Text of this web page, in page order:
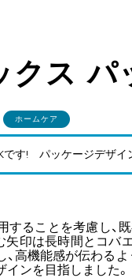
クス パ
ホームケア
です! パッケージデザイ
することを考慮し、
矢印は長時間とコバ
、高機能感が伝わる
ンを目指しました。